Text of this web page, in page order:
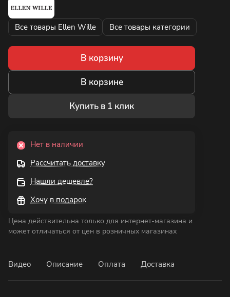
Все товары Ellen Wille Все товары категории
В корзину
В корзине
Купить в 1 клик
Нет в наличии
Рассчитать доставку
Нашли дешевле?
Хочу в подарок
Цена действительна только для интернет-магазина и
может отличаться от цен в розничных магазинах
Видео Описание Оплата Доставка